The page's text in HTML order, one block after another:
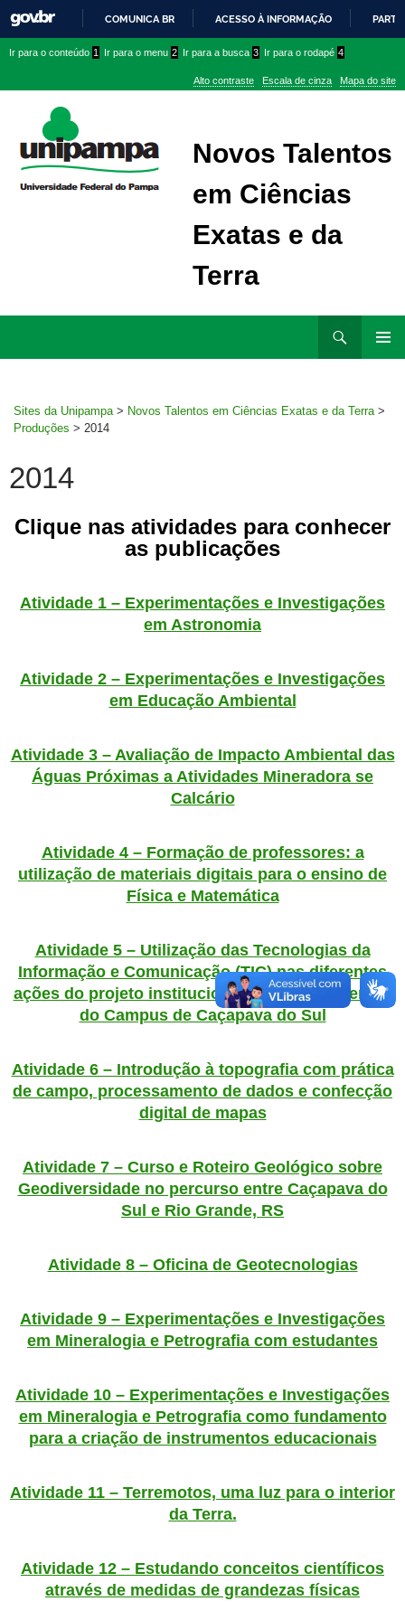
PARA
CONTEÚDO
COMUNICA BR ACESSO À INFORMAÇÃO
conteúdo
menu
superior
menu
Ir para o conteúdo 1 Ir para o menu 2 Ir para a busca 3 Ir para o rodapé 4
Alto contraste Escala de cinza Mapa do site
Novos Talentos
em Ciências
Exatas e da
Terra
Sites da Unipampa > Novos Talentos em Ciências Exatas e da Terra >
Produções > 2014
2014
Clique nas atividades para conhecer
as publicações
Atividade 1 – Experimentações e Investigações
em Astronomia
Atividade 2 – Experimentações e Investigações
em Educação Ambiental
Atividade 3 – Avaliação de Impacto Ambiental das
Águas Próximas a Atividades Mineradora se
Calcário
Atividade 4 – Formação de professores: a
utilização de materiais digitais para o ensino de
Física e Matemática
Atividade 5 – Utilização das Tecnologias da
Informação e Comunicação (TIC) nas diferentes
ações do projeto institucional de Novos Talentos
do Campus de Caçapava do Sul
Atividade 6 – Introdução à topografia com prática
de campo, processamento de dados e confecção
digital de mapas
Atividade 7 – Curso e Roteiro Geológico sobre
Geodiversidade no percurso entre Caçapava do
Sul e Rio Grande, RS
Atividade 8 – Oficina de Geotecnologias
Atividade 9 – Experimentações e Investigações
em Mineralogia e Petrografia com estudantes
Atividade 10 – Experimentações e Investigações
em Mineralogia e Petrografia como fundamento
para a criação de instrumentos educacionais
Atividade 11 – Terremotos, uma luz para o interior
da Terra.
Atividade 12 – Estudando conceitos científicos
através de medidas de grandezas físicas